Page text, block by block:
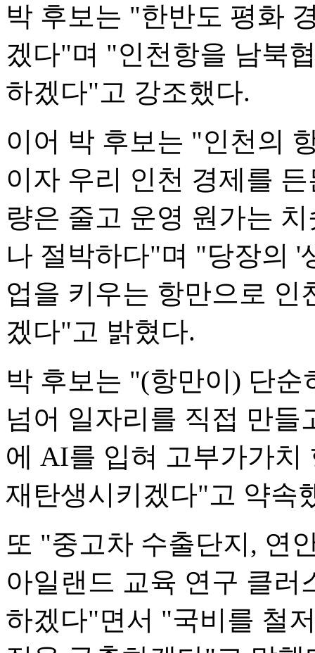
박 후보는 "한반도 평화
겠다"며 "인천항을 남북
하겠다"고 강조했다.
이어 박 후보는 "인천의
이자 우리 인천 경제를
량은 줄고 운영 원가는
나 절박하다"며 "당장의 '
업을 키우는 항만으로
겠다"고 밝혔다.
박 후보는 "(항만이) 단
넘어 일자리를 직접 만
에 AI를 입혀 고부가가치
재탄생시키겠다"고 약속
또 "중고차 수출단지, 연
아일랜드 교육 연구 클
하겠다"면서 "국비를 철